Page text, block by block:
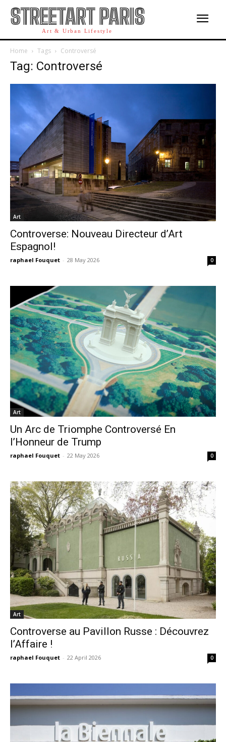
STREETART PARIS
Art & Urban Lifestyle
Home Tags Controversé
Tag: Controversé
Art
Controverse: Nouveau Directeur d’Art
Espagnol!
raphael Fouquet - 28 May 2026 0
Art
Un Arc de Triomphe Controversé En
l’Honneur de Trump
raphael Fouquet - 22 May 2026 0
Art
Controverse au Pavillon Russe : Découvrez
l’Affaire !
raphael Fouquet - 22 April 2026 0